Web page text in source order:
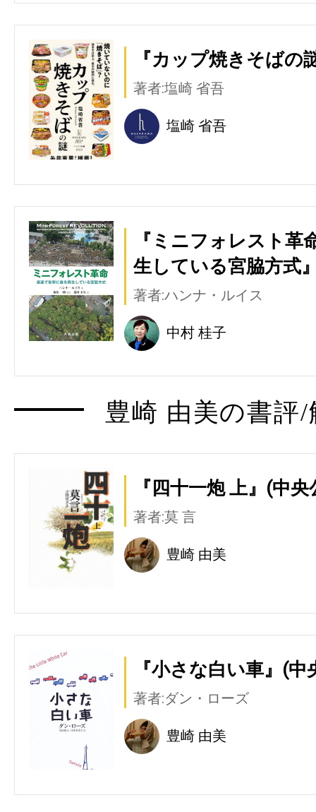
『カップ焼きそばの
著者:塩崎 省吾
塩崎 省吾
『ミニフォレスト革
生している宮脇方式
著者:ハンナ・ルイス
中村 桂子
豊崎 由美の書評
『四十一炮 上』(中
著者:莫 言
豊崎 由美
『小さな白い車』(中
著者:ダン・ローズ
豊崎 由美